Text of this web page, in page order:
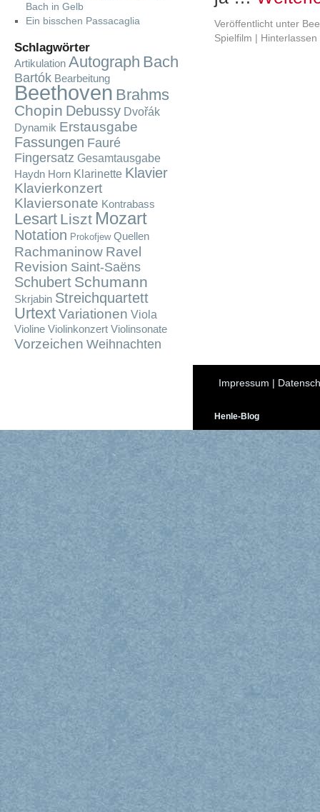
Veröffentlicht unter
Spielfilm |
Bach in Gelb
Ein bisschen Passacaglia
Schlagwörter
Artikulation Autograph Bach
Bartók Bearbeitung
Beethoven Brahms
Chopin Debussy Dvořák
Dynamik Erstausgabe
Fassungen Fauré
Fingersatz Gesamtausgabe
Haydn Horn Klarinette Klavier
Klavierkonzert
Klaviersonate Kontrabass
Lesart Liszt Mozart
Notation Prokofjew Quellen
Rachmaninow Ravel
Revision Saint-Saëns
Schubert Schumann
Skrjabin Streichquartett
UrtextVariationen Viola
Violine Violinkonzert Violinsonate
Vorzeichen Weihnachten
Impressum |
Henle-Blog